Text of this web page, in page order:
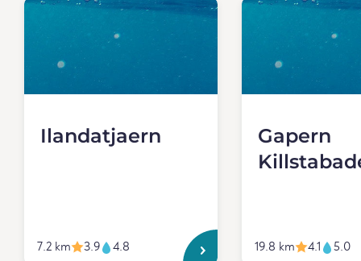
Ilandatjaern
7.2 km 3.9 4.8
Gapern
19.8 km 4.1 5.0